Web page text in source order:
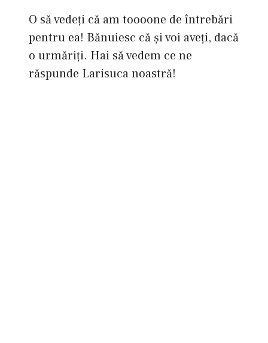
O să vedeţi că am toooone de întrebări
pentru ea! Bănuiesc că şi voi aveţi, dacă
o urmăriţi. Hai să vedem ce ne
răspunde Larisuca noastră!